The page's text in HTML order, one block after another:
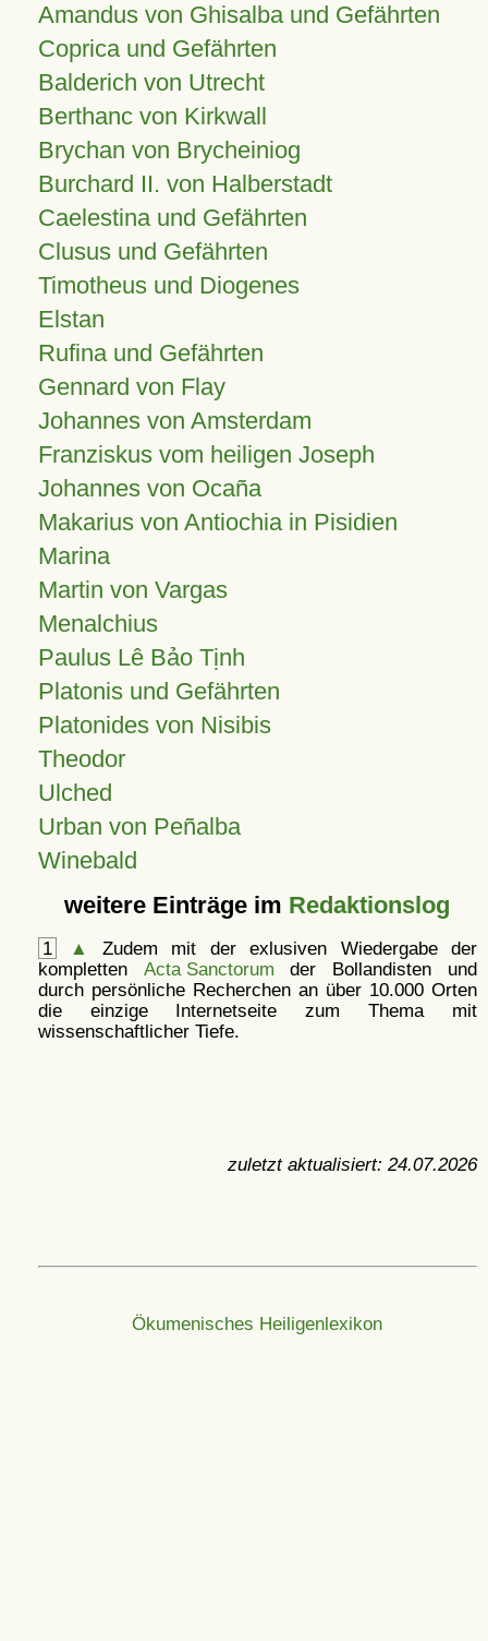
Amandus von Ghisalba und Gefährten
Coprica und Gefährten
Balderich von Utrecht
Berthanc von Kirkwall
Brychan von Brycheiniog
Burchard II. von Halberstadt
Caelestina und Gefährten
Clusus und Gefährten
Timotheus und Diogenes
Elstan
Rufina und Gefährten
Gennard von Flay
Johannes von Amsterdam
Franziskus vom heiligen Joseph
Johannes von Ocaña
Makarius von Antiochia in Pisidien
Marina
Martin von Vargas
Menalchius
Paulus Lê Bảo Tịnh
Platonis und Gefährten
Platonides von Nisibis
Theodor
Ulched
Urban von Peñalba
Winebald
weitere Einträge im Redaktionslog
1 ▲
Zudem mit der exlusiven Wiedergabe der
kompletten Acta Sanctorum der Bollandisten und
durch persönliche Recherchen an über 10.000 Orten
die einzige Internetseite zum Thema mit
wissenschaftlicher Tiefe.
zuletzt aktualisiert: 24.07.2026
Ökumenisches Heiligenlexikon